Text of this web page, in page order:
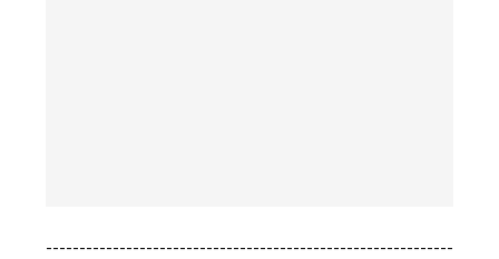
-------------------------------------------------------------